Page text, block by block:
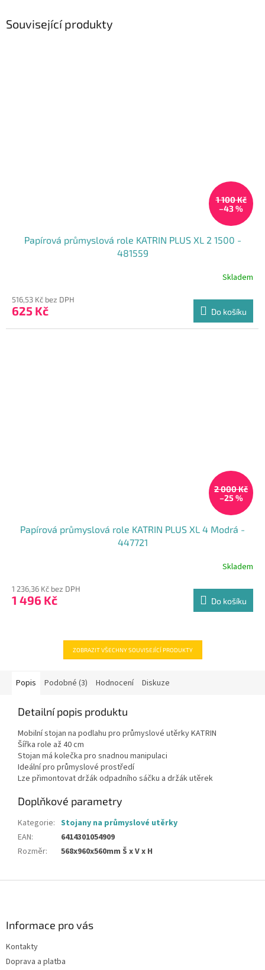
Související produkty
1 100 Kč
–43 %
Papírová průmyslová role KATRIN PLUS XL 2 1500 -
481559
Skladem
516,53 Kč bez DPH
625 Kč Do košíku
2 000 Kč
–25 %
Papírová průmyslová role KATRIN PLUS XL 4 Modrá -
447721
Skladem
1 236,36 Kč bez DPH
1 496 Kč Do košíku
ZOBRAZIT VŠECHNY SOUVISEJÍCÍ PRODUKTY
Popis Podobné (3) Hodnocení Diskuze
Detailní popis produktu
Mobilní stojan na podlahu pro průmyslové utěrky KATRIN
Šířka role až 40 cm
Stojan má kolečka pro snadnou manipulaci
Ideální pro průmyslové prostředí
Lze přimontovat držák odpadního sáčku a držák utěrek
Doplňkové parametry
Kategorie: Stojany na průmyslové utěrky
EAN:
6414301054909
Rozměr: 568x960x560mm Š x V x H
Informace pro vás
Kontakty
Doprava a platba